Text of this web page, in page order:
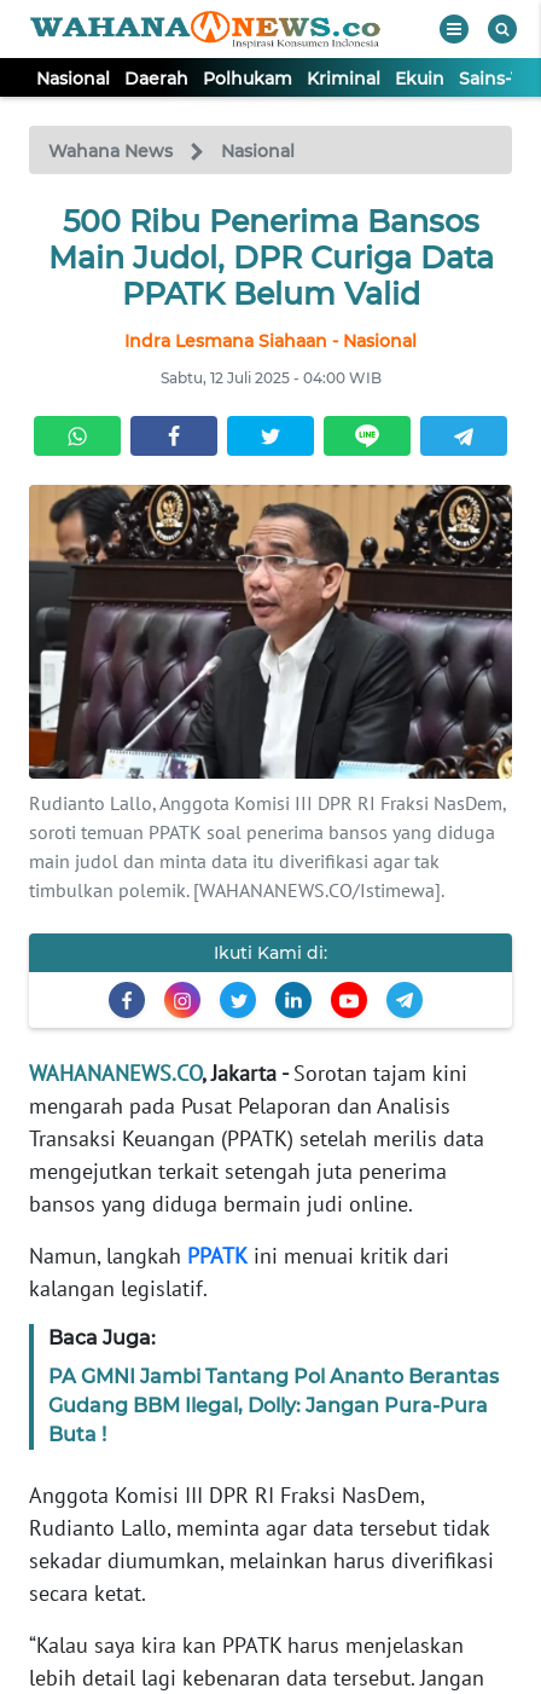
Nasional Daerah Polhukam Kriminal Ekuin Sains-
Wahana News Nasional
500 Ribu Penerima Bansos
Main Judol, DPR Curiga Data
PPATK Belum Valid
Indra Lesmana Siahaan - Nasional
Sabtu, 12 Juli 2025 - 04:00 WIB
Rudianto Lallo, Anggota Komisi III DPR RI Fraksi NasDem,
soroti temuan PPATK soal penerima bansos yang diduga
main judol dan minta data itu diverifikasi agar tak
timbulkan polemik. [WAHANANEWS.CO/Istimewa].
Ikuti Kami di:
WAHANANEWS.CO, Jakarta -Sorotan tajam kini
mengarah pada Pusat Pelaporan dan Analisis
Transaksi Keuangan (PPATK) setelah merilis data
mengejutkan terkait setengah juta penerima
bansos yang diduga bermain judi online.
Namun, langkah PPATKini menuai kritik dari
kalangan legislatif.
Baca Juga:
PA GMNI Jambi Tantang Pol Ananto Berantas
Gudang BBM Ilegal, Dolly: Jangan Pura-Pura
Buta !
Anggota Komisi III DPR RI Fraksi NasDem,
Rudianto Lallo, meminta agar data tersebut tidak
sekadar diumumkan, melainkan harus diverifikasi
secara ketat.
“Kalau saya kira kan PPATK harus menjelaskan
lebih detail lagi kebenaran data tersebut. Jangan
TV
Tutup
NASIONAL
POLHUKAM
KRIMINAL
EKUIN
SAINS-TEKNO
KESEHATAN
INTERNASIONAL
SERBA-SERBI
PENDIDIKAN
OLAHRAGA
EDITORIAL
INDEKS
BERITA
KAMI
INFO
IKLAN
TENTANG
KAMI
PEDOMAN
MEDIA
SIBER
KARIR